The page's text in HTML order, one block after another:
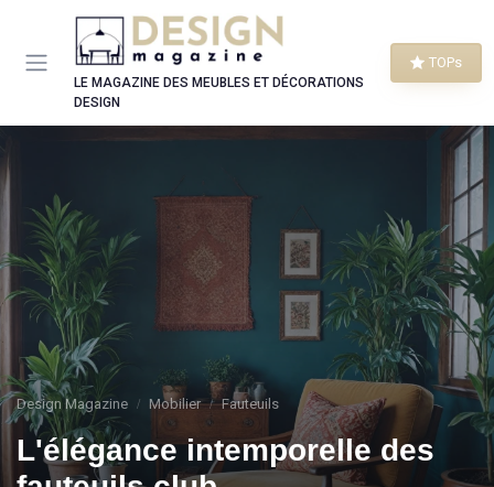
LE MAGAZINE DES MEUBLES ET DÉCORATIONS
DESIGN
TOPs
Design Magazine Mobilier Fauteuils
L'élégance intemporelle des
Panneau de gestion des cookies